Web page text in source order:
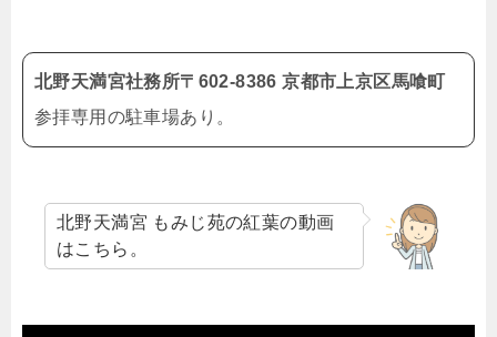
北野天満宮社務所〒602-8386 京都市上京区馬喰町
参拝専用の駐車場あり。
北野天満宮 もみじ苑の紅葉の動画
はこちら。